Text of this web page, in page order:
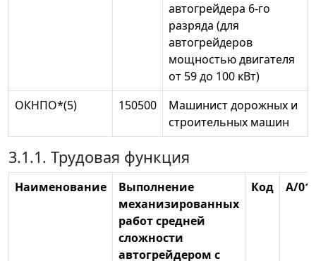
автогрейдера 6-го
разряда (для
автогрейдеров
мощностью двигателя
от 59 до 100 кВт)
ОКНПО*(5)
150500
Машинист дорожных и
строительных машин
3.1.1. Трудовая функция
Наименование
Выполнение
механизированных
работ средней
сложности
автогрейдером с
Код А/